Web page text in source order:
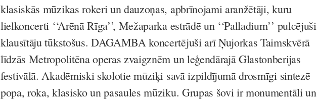
klasiskās mūzikas rokeri un dauzoņas, apbrīnojami aranžētāji, kuru
lielkoncerti ‘‘Arēnā Rīga’’, Mežaparka estrādē un ‘‘Palladium’’ pulcējuši
klausītāju tūkstošus. DAGAMBA koncertējuši arī Ņujorkas Taimskvērā
līdzās Metropolitēna operas zvaigznēm un leģendārajā Glastonberijas
festivālā. Akadēmiski skolotie mūziķi savā izpildījumā drosmīgi sintezē
popa, roka, klasisko un pasaules mūziku. Grupas šovi ir monumentāli un